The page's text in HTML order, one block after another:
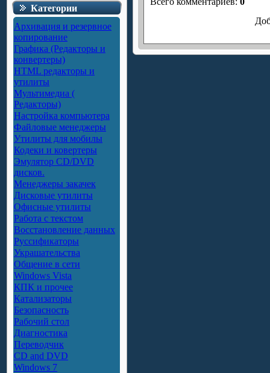
Категории
Архивация и резервное
копирование
Графика (Редакторы и
конвертеры)
HTML редакторы и
утилиты
Мультимедиа (
Редакторы)
Настройка компьютера
Файловые менеджеры
Утилиты для мобилы
Кодеки и ковертеры
Эмулятор CD/DVD
дисков.
Менеджеры закачек
Дисковые утилиты
Офисные утилиты
Работа с текстом
Восстановление данных
Руссификаторы
Украшательства
Общение в сети
Windows Vista
КПК и прочее
Катализаторы
Безопасность
Рабочий стол
Диагностика
Переводчик
CD and DVD
Windows 7